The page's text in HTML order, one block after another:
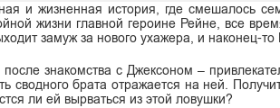
и жизненная история, где смешалось
жизни главной героине Рейне, все
замуж за нового ухажера, и наконец-то
знакомства с Джексоном –
брата отражается на ней.
ли ей вырваться из этой ловушки?